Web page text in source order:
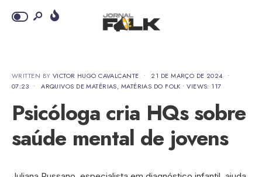
WRITTEN BY VICTOR HUGO CAVALCANTE • 21 DE MARÇO DE 2024 •
07:23 • ARQUIVOS DE MATÉRIAS, MATÉRIAS DO FOLK •VIEWS: 117
Psicóloga cria HQs sobre
saúde mental de jovens